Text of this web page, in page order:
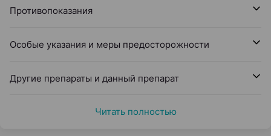
Противопоказания
Особые указания и меры предосторожности
Другие препараты и данный препарат
Читать полностью